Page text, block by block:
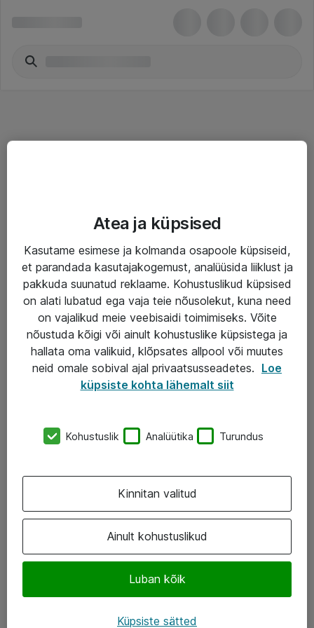
Haldusteenused
Garantii
Turva- ja nõrkvoolulahendused
AS ATEA
+372 659 3591
Järvevana tee 7b, 10112 Tallinn
Facebook
Atea ja küpsised
Kasutame esimese ja kolmanda osapoole küpsiseid,
et parandada kasutajakogemust, analüüsida liiklust ja
pakkuda suunatud reklaame. Kohustuslikud küpsised
on alati lubatud ega vaja teie nõusolekut, kuna need
on vajalikud meie veebisaidi toimimiseks. Võite
nõustuda kõigi või ainult kohustuslike küpsistega ja
hallata oma valikuid, klõpsates allpool või muutes
neid omale sobival ajal privaatsusseadetes. Loe
küpsiste kohta lähemalt siit
Kohustuslik Analüütika Turundus
Ainult kohustuslikud
Luban kõik
Kinnitan valitud
Küpsiste sätted